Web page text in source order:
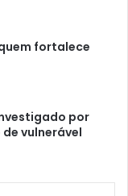
fortalece
por
vulnerável